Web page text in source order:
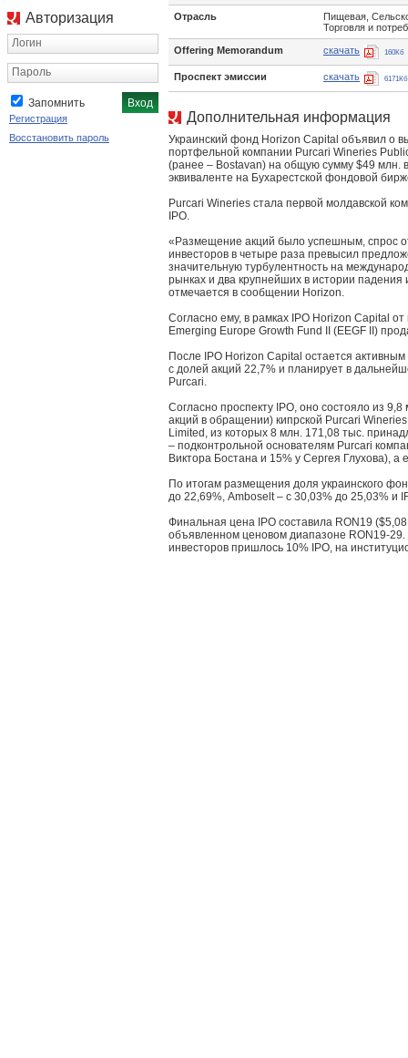
Авторизация
Логин
Пароль
Запомнить
Регистрация
Восстановить пароль
Отрасль
Пищевая,
Торговля и
Offering Memorandum скачать 160Кб
Проспект эмиссии скачать 6171Кб
Дополнительная информация
Украинский фонд Horizon Capital объявил о
портфельной компании Purcari Wineries
(ранее – Bostavan) на общую сумму $49 млн.
эквиваленте на Бухарестской фондовой
Purcari Wineries стала первой молдавской
IPO.
«Размещение акций было успешным, спрос
инвесторов в четыре раза превысил
значительную турбулентность на
рынках и два крупнейших в истории падения
отмечается в сообщении Horizon.
Согласно ему, в рамках IPO Horizon Capital
Emerging Europe Growth Fund II (EEGF II)
После IPO Horizon Capital остается
с долей акций 22,7% и планирует в
Purcari.
Согласно проспекту IPO, оно состояло из 9,8
акций в обращении) кипрской Purcari
Limited, из которых 8 млн. 171,08 тыс.
– подконтрольной основателям Purcari
Виктора Бостана и 15% у Сергея Глухова), а
По итогам размещения доля украинского
до 22,69%, Amboselt – с 30,03% до 25,03% и
Финальная цена IPO составила RON19 ($5,08
объявленном ценовом диапазоне RON19-
инвесторов пришлось 10% IPO, на